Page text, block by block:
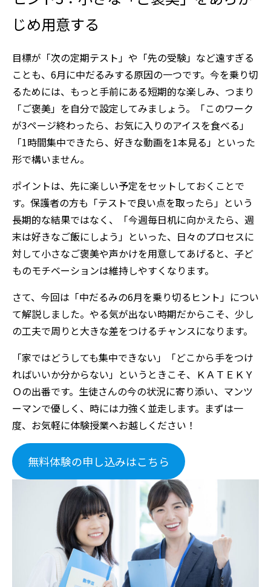
じめ用意する
目標が「次の定期テスト」や「先の受験」など遠すぎる
ことも、6月に中だるみする原因の一つです。今を乗り切
るためには、もっと手前にある短期的な楽しみ、つまり
「ご褒美」を自分で設定してみましょう。「このワーク
が3ページ終わったら、お気に入りのアイスを食べる」
「1時間集中できたら、好きな動画を1本見る」といった
形で構いません。
ポイントは、先に楽しい予定をセットしておくことで
す。保護者の方も「テストで良い点を取ったら」という
長期的な結果ではなく、「今週毎日机に向かえたら、週
末は好きなご飯にしよう」といった、日々のプロセスに
対して小さなご褒美や声かけを用意してあげると、子ど
ものモチベーションは維持しやすくなります。
さて、今回は「中だるみの6月を乗り切るヒント」につい
て解説しました。やる気が出ない時期だからこそ、少し
の工夫で周りと大きな差をつけるチャンスになります。
「家ではどうしても集中できない」「どこから手をつけ
ればいいか分からない」というときこそ、ＫＡＴＥＫＹ
Ｏの出番です。生徒さんの今の状況に寄り添い、マンツ
ーマンで優しく、時には力強く並走します。まずは一
度、お気軽に体験授業へお越しください！
無料体験の申し込みはこちら